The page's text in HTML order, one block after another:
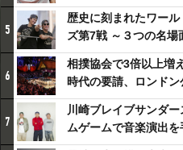
相撲興行
5
歴史に刻まれたワール
ズ第7戦 ～３つの名場
る～
6
相撲協会で3倍以上増
時代の要請、ロンドン
式大相撲
7
川崎ブレイブサンダ
ムゲームで音楽演出を
スチャダラパーが川崎